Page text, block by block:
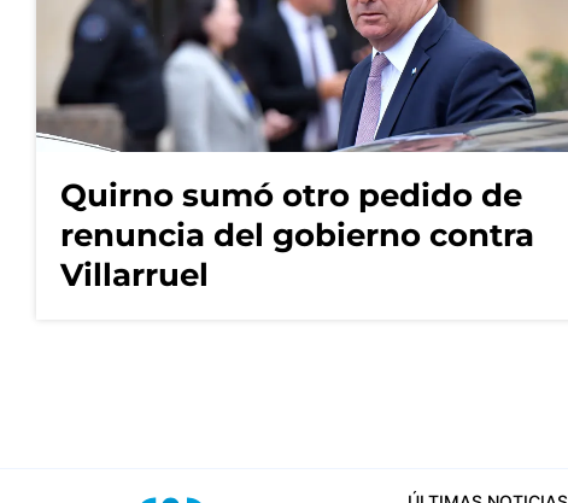
Quirno sumó otro pedido de
renuncia del gobierno contra
Villarruel